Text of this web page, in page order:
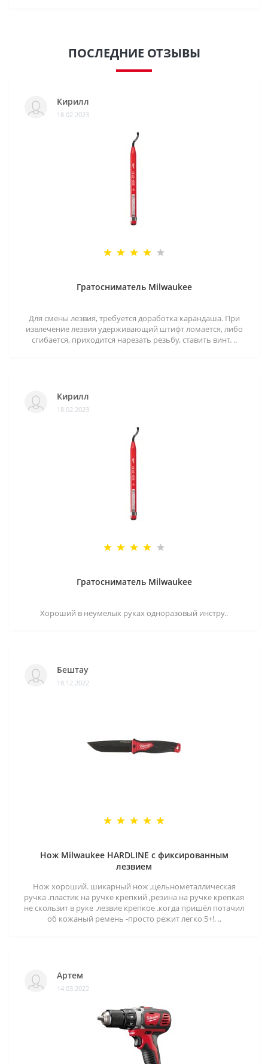
ПОСЛЕДНИЕ ОТЗЫВЫ
Кирилл
18.02.2023
Гратосниматель Milwaukee
Для смены лезвия, требуется доработка карандаша. При
извлечение лезвия удерживающий штифт ломается, либо
сгибается, приходится нарезать резьбу, ставить винт. ..
Кирилл
18.02.2023
Гратосниматель Milwaukee
Хороший в неумелых руках одноразовый инстру..
Бештау
18.12.2022
Нож Milwaukee HARDLINE с фиксированным
лезвием
Нож хороший. шикарный нож ,цельнометаллическая
ручка .пластик на ручке крепкий ,резина на ручке крепкая
не скользит в руке .лезвие крепкое .когда пришёл потачил
об кожаный ремень -просто режит легко 5+!. ..
Артем
14.03.2022